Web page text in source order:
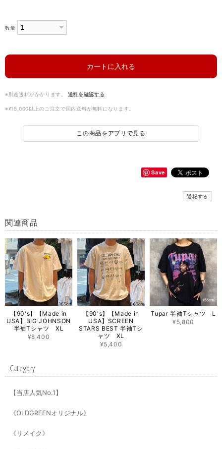
数量
カートに入れる
※別途送料がかかります。 送料を確認する
※¥15,000以上のご注文で国内送料が無料になります。
この商品をアプリで見る
Save
通報する
関連商品
【90's】【Made in
USA】BIG JOHNSON
半袖Tシャツ XL
¥8,400
【90's】【Made in
USA】SCREEN
STARS BEST 半袖Tシ
ャツ XL
¥5,400
Tupar 半袖Tシャツ L
¥5,800
Category
【当店人気No.1】
《OLDGREENオリジナル》
《リメイク》